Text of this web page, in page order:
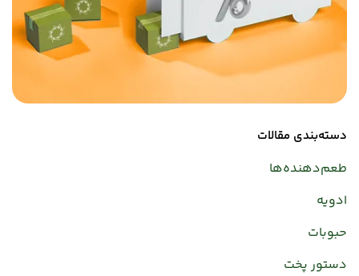
دسته‌بندی مقالات
طعم‌دهنده‌ها
ادویه
حبوبات
دستور پخت